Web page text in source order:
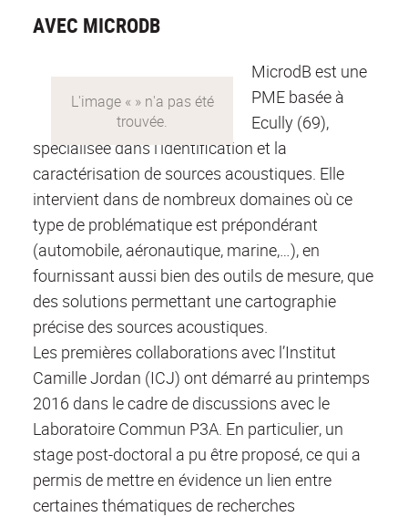
AVEC MICRODB
MicrodB est une
PME basée à
Ecully (69),
spécialisée dans l’identification et la
caractérisation de sources acoustiques. Elle
intervient dans de nombreux domaines où ce
type de problématique est prépondérant
(automobile, aéronautique, marine,…), en
fournissant aussi bien des outils de mesure, que
des solutions permettant une cartographie
précise des sources acoustiques.
Les premières collaborations avec l’Institut
Camille Jordan (ICJ) ont démarré au printemps
2016 dans le cadre de discussions avec le
Laboratoire Commun P3A. En particulier, un
stage post-doctoral a pu être proposé, ce qui a
permis de mettre en évidence un lien entre
certaines thématiques de recherches